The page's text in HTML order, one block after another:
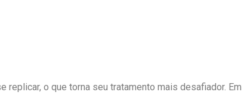
o que torna seu tratamento mais desafiador. Em